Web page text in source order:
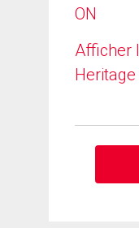
ON
Afficher